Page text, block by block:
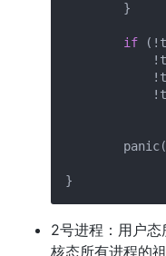
if
	panic(
2号进程：用户态
核态所有进程的